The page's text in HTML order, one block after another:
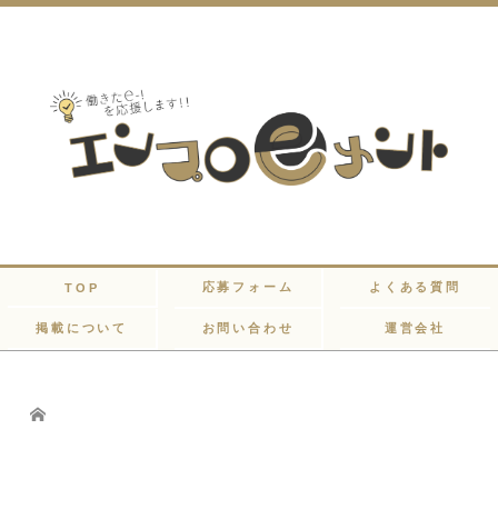
TOP 応募フォーム よくある質問
掲載について お問い合わせ 運営会社
Home